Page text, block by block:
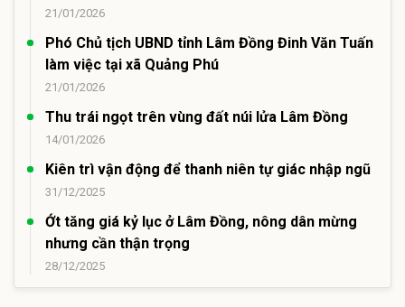
21/01/2026
Phó Chủ tịch UBND tỉnh Lâm Đồng Đinh Văn Tuấn
làm việc tại xã Quảng Phú
21/01/2026
Thu trái ngọt trên vùng đất núi lửa Lâm Đồng
14/01/2026
Kiên trì vận động để thanh niên tự giác nhập ngũ
31/12/2025
Ớt tăng giá kỷ lục ở Lâm Đồng, nông dân mừng
nhưng cần thận trọng
28/12/2025